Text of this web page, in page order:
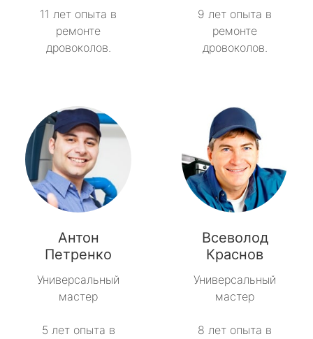
11 лет опыта в
ремонте
дровоколов.
9 лет опыта в
ремонте
дровоколов.
Антон
Петренко
Универсальный
мастер
5 лет опыта в
Всеволод
Краснов
Универсальный
мастер
8 лет опыта в